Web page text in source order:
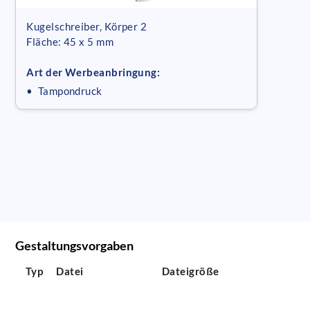
Kugelschreiber, Körper 2
Fläche: 45 x 5 mm
Art der Werbeanbringung:
• Tampondruck
Gestaltungsvorgaben
Typ Datei Dateigröße